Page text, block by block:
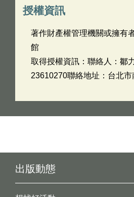
授權資訊
著作財產權管理機關或擁有
館
取得授權資訊：聯絡人：鄒
23610270聯絡地址：台北市
出版動態